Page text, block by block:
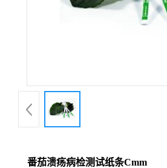
番茄溃疡病检测试纸条Cmm